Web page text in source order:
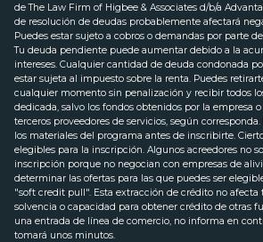
de The Law Firm of Higbee & Associates d/b/a
de resolución de deudas probablemente afectará
Puedes estar sujeto a cobros o demandas por parte
Tu deuda pendiente puede aumentar debido a la
intereses. Cualquier cantidad de deuda condonada
estar sujeta al impuesto sobre la renta. Puedes
cualquier momento sin penalización y recibir todos
dedicada, salvo los fondos obtenidos por la empresa
terceros proveedores de servicios, según
los materiales del programa antes de inscribirte.
elegibles para la inscripción. Algunos acreedores no
inscripción porque no negocian con empresas de
determinar las ofertas para las que puedes ser
"soft credit pull". Esta extracción de crédito no
solvencia o capacidad para obtener crédito de otras
una entrada de línea de comercio, no informa en
tomará unos minutos.